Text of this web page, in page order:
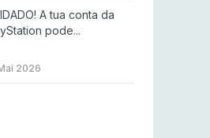
a RTP Arena para
A tua conta da
pode...
2026